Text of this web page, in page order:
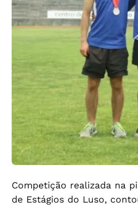
Competição realizada na
de Estágios do Luso,